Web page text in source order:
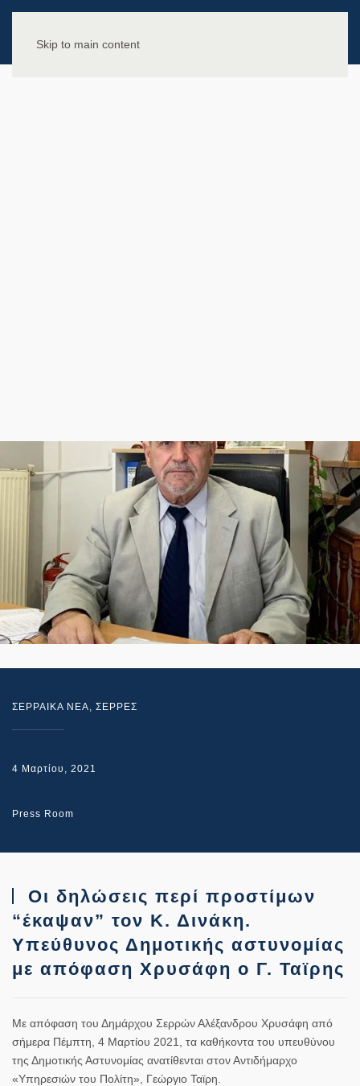
Skip to main content
ΣΕΡΡΑΙΚΑ ΝΕΑ, ΣΕΡΡΕΣ
4 Μαρτίου, 2021
Press Room
Οι δηλώσεις περί προστίμων
“έκαψαν” τον Κ. Δινάκη.
Υπεύθυνος Δημοτικής αστυνομίας
με απόφαση Χρυσάφη ο Γ. Ταϊρης
Με απόφαση του Δημάρχου Σερρών Αλέξανδρου Χρυσάφη από
σήμερα Πέμπτη, 4 Μαρτίου 2021, τα καθήκοντα του υπευθύνου
της Δημοτικής Αστυνομίας ανατίθενται στον Αντιδήμαρχο
«Υπηρεσιών του Πολίτη», Γεώργιο Ταϊρη.